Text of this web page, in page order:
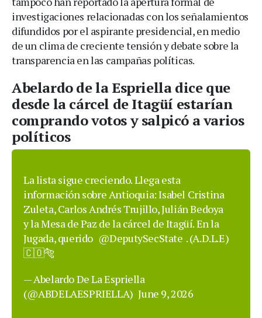
investigaciones relacionadas con los señalamientos
difundidos por el aspirante presidencial, en medio
de un clima de creciente tensión y debate sobre la
transparencia en las campañas políticas.
Abelardo de la Espriella dice que
desde la cárcel de Itagüí estarían
comprando votos y salpicó a varios
políticos
La lista sigue creciendo. Llega esta
información sobre Antioquia: Isabel Cristina
Zuleta, Carlos Andrés Trujillo, Julián Bedoya
y la Mesa de Paz de la cárcel de Itagüí. En la
Jugada, querido @DeputySecState . (A.D.L.E)
🇨🇴🐅
— Abelardo De La Espriella
(@ABDELAESPRIELLA) June 9, 2026